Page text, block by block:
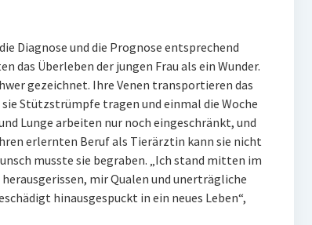
Diagnose und die Prognose entsprechend
das Überleben der jungen Frau als ein Wunder.
gezeichnet. Ihre Venen transportieren das
Stützstrümpfe tragen und einmal die Woche
Lunge arbeiten nur noch eingeschränkt, und
erlernten Beruf als Tierärztin kann sie nicht
musste sie begraben. „Ich stand mitten im
mir Qualen und unerträgliche
hinausgespuckt in ein neues Leben“,